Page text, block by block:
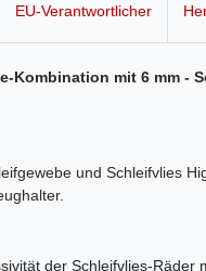
EU-Verantwortlicher
mit 6 mm -
und Schleifvlies
der Schleifvlies-Räder